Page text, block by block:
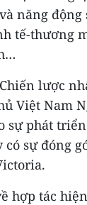
năng động
tế-thương
lược
Việt Nam
sự phát
sự đóng
hợp tác